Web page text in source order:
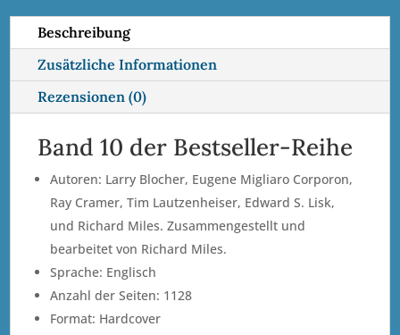
e
:
Beschreibung
Zusätzliche Informationen
Rezensionen (0)
Band 10 der Bestseller-Reihe
Autoren: Larry Blocher, Eugene Migliaro Corporon,
Ray Cramer, Tim Lautzenheiser, Edward S. Lisk,
und Richard Miles. Zusammengestellt und
bearbeitet von Richard Miles.
Sprache: Englisch
Anzahl der Seiten: 1128
Format: Hardcover